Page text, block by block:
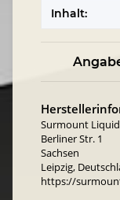
Inhalt:
Surmount
Berliner Str. 1
Sachsen
Leipzig,
https://